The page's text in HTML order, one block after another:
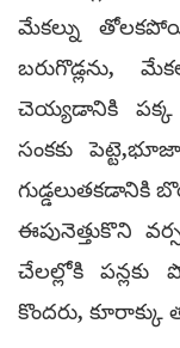
మేకల్ను
బరుగొడ్లను,
చెయ్యడానికి
సంకకు
గుడ్డలుతకడానికి
ఈపునెత్తుకొని
చేలల్లోకి పన్లకు
కొందరు,